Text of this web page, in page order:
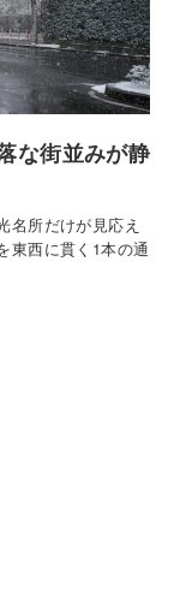
な街並みが静
名所だけが見応え
東西に貫く1本の通